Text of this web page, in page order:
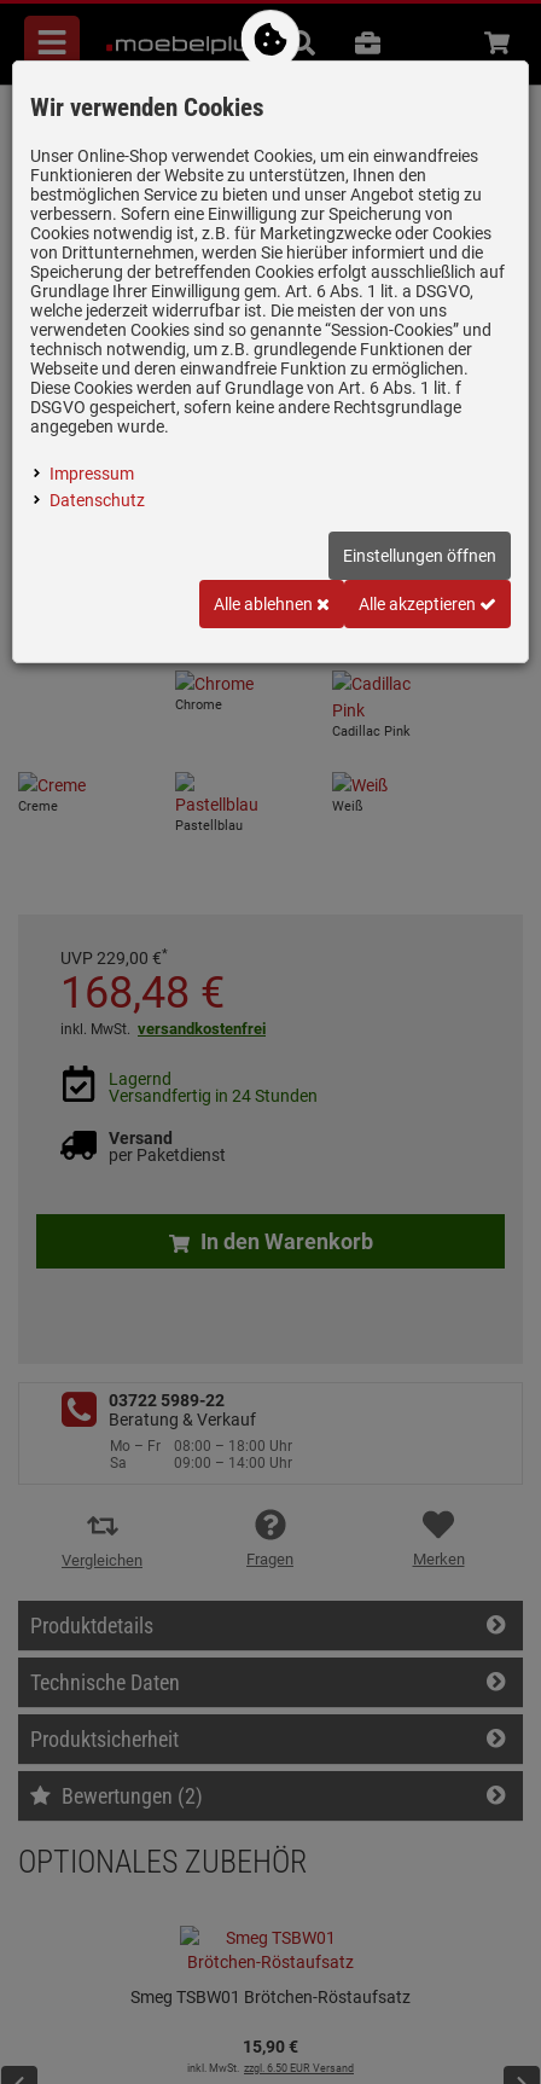
Menü
Suche
B2B Beratung
Smeg TSF03RDEU 4-Schlitz-Toaster Rot
Artikel-Nummer:19960642 | Herstellernummer:TSF03RDEU |
EAN:8017709263355
nur noch 1 Stück verfügbar!
(2)
2x 6 Röstgradstufen, getrennt regelbar
Schwarz
Chrome
Cadillac Pink
Creme
Pastellblau
Weiß
UVP 229,00 €*
168,48 €
inkl. MwSt. versandkostenfrei
Lagernd
Versandfertig in 24 Stunden
Versand
per Paketdienst
In den Warenkorb
03722 5989-22
Beratung & Verkauf
Mo – Fr
08:00 – 18:00 Uhr
Sa
09:00 – 14:00 Uhr
Vergleichen Fragen Merken
Produktdetails
Technische Daten
Produktsicherheit
Bewertungen (2)
OPTIONALES ZUBEHÖR
Smeg TSBW01 Brötchen-Röstaufsatz
15,90€
inkl. MwSt. zzgl. 6.50 EUR Versand
Wir verwenden Cookies
Unser Online-Shop verwendet Cookies, um ein einwandfreies
Funktionieren der Website zu unterstützen, Ihnen den
bestmöglichen Service zu bieten und unser Angebot stetig zu
verbessern. Sofern eine Einwilligung zur Speicherung von
Cookies notwendig ist, z.B. für Marketingzwecke oder Cookies
von Drittunternehmen, werden Sie hierüber informiert und die
Speicherung der betreffenden Cookies erfolgt ausschließlich auf
Grundlage Ihrer Einwilligung gem. Art. 6 Abs. 1 lit. a DSGVO,
welche jederzeit widerrufbar ist. Die meisten der von uns
verwendeten Cookies sind so genannte “Session-Cookies” und
technisch notwendig, um z.B. grundlegende Funktionen der
Webseite und deren einwandfreie Funktion zu ermöglichen.
Diese Cookies werden auf Grundlage von Art. 6 Abs. 1 lit. f
DSGVO gespeichert, sofern keine andere Rechtsgrundlage
angegeben wurde.
Impressum
Datenschutz
Einstellungen öffnen
Alle ablehnen Alle akzeptieren